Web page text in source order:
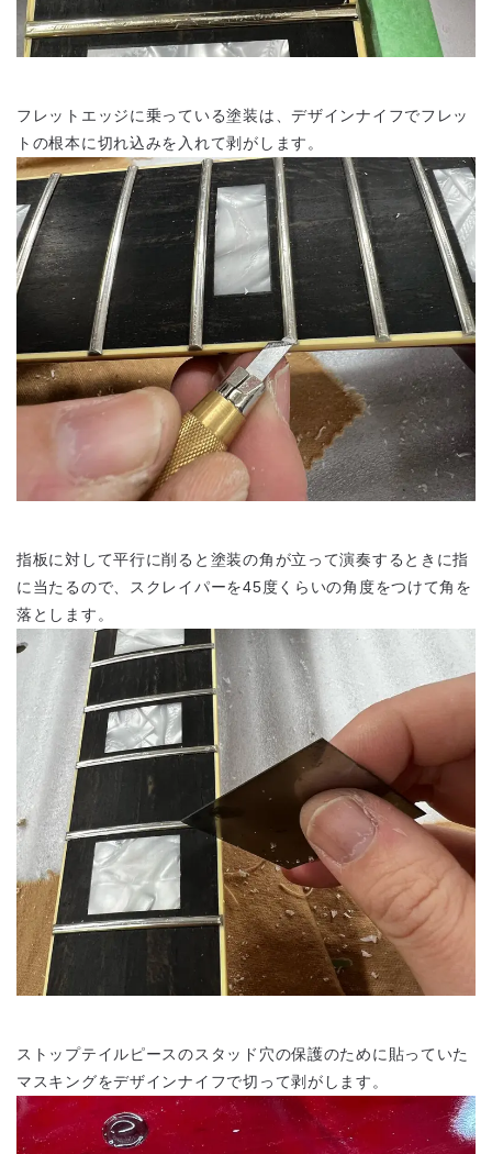
フレットエッジに乗っている塗装は、デザインナイフでフレッ
トの根本に切れ込みを入れて剥がします。
指板に対して平行に削ると塗装の角が立って演奏するときに指
に当たるので、スクレイパーを45度くらいの角度をつけて角を
落とします。
ストップテイルピースのスタッド穴の保護のために貼っていた
マスキングをデザインナイフで切って剥がします。